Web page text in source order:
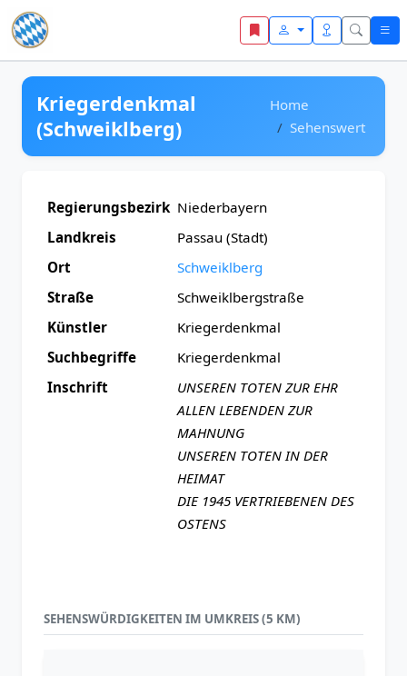
Zum Inhalt springen
Kriegerdenkmal
(Schweiklberg)
Home
Sehenswert
Regierungsbezirk Niederbayern
Landkreis
Passau (Stadt)
Ort
Schweiklberg
Straße
Schweiklbergstraße
Künstler
Kriegerdenkmal
Suchbegriffe
Kriegerdenkmal
Inschrift
UNSEREN TOTEN ZUR EHR
ALLEN LEBENDEN ZUR
MAHNUNG
UNSEREN TOTEN IN DER
HEIMAT
DIE 1945 VERTRIEBENEN DES
OSTENS
SEHENSWÜRDIGKEITEN IM UMKREIS (5 KM)